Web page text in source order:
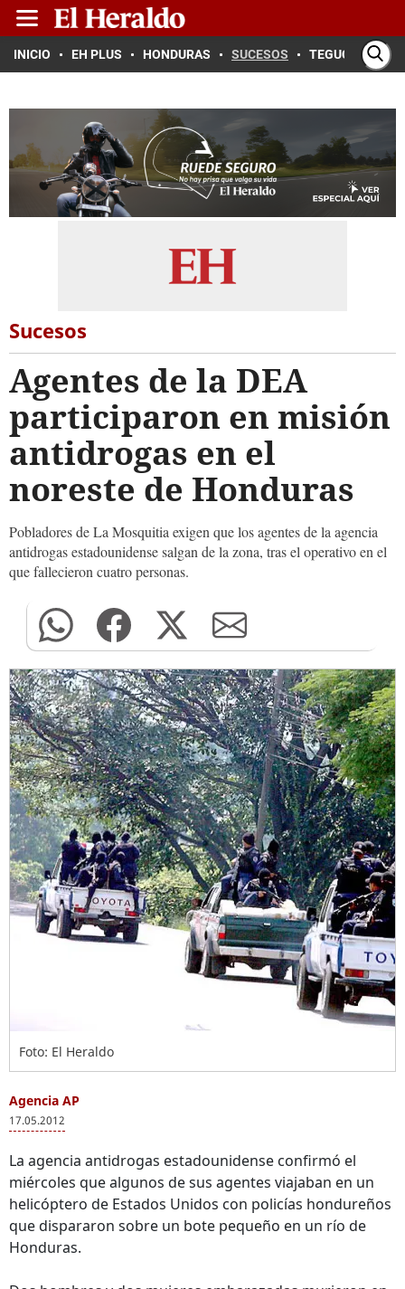
INICIO EH PLUS HONDURAS SUCESOS TEGUCIGALPA
Sucesos
Agentes de la DEA
participaron en misión
antidrogas en el
noreste de Honduras
Pobladores de La Mosquitia exigen que los agentes de la agencia
antidrogas estadounidense salgan de la zona, tras el operativo en el
que fallecieron cuatro personas.
Foto: El Heraldo
Agencia AP
17.05.2012
La agencia antidrogas estadounidense confirmó el
miércoles que algunos de sus agentes viajaban en un
helicóptero de Estados Unidos con policías hondureños
que dispararon sobre un bote pequeño en un río de
Honduras.